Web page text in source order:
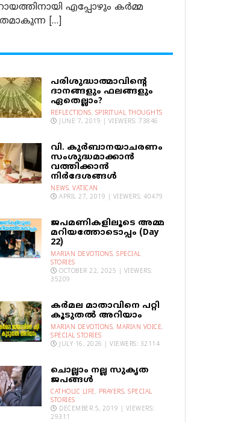
എപ്പോഴും കർമ്മ
[…]
പരിശുദ്ധാത്മാവിന്റെ
ദാനങ്ങളും ഫലങ്ങളും
ഏതെല്ലാം?
REFLECTIONS, SPIRITUAL THOUGHTS
JUNE 7, 2019 | VIEWERS: 73846
വി. കുര്‍ബാനയാചരണം
സംശുദ്ധമാക്കാന്‍
വത്തിക്കാന്‍
നിര്‍ദേശങ്ങള്‍
NEWS, VATICAN
APRIL 27, 2019 | VIEWERS: 40479
ജപമണികളിലൂടെ അമ്മ
മറിയത്തോടൊപ്പം (Day
22)
MARIAN DEVOTIONS, SPECIAL
STORIES
OCTOBER 22, 2025 | VIEWERS:
35209
കര്‍മല മാതാവിനെ പറ്റി
കൂടുതല്‍ അറിയാം
MARIAN DEVOTIONS, MARIAN VOICE,
SPECIAL STORIES
JULY 16, 2026 | VIEWERS: 32114
ചൊല്ലാം നല്ല സുകൃത
ജപങ്ങൾ
CATHOLIC LIFE, PRAYERS, SPECIAL
STORIES
DECEMBER 5, 2019 | VIEWERS:
29311